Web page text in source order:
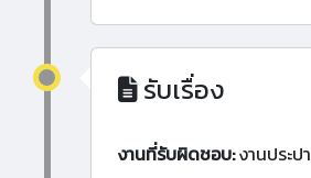
รับเรื่อง
งานที่รับผิดชอบ:งานประปา